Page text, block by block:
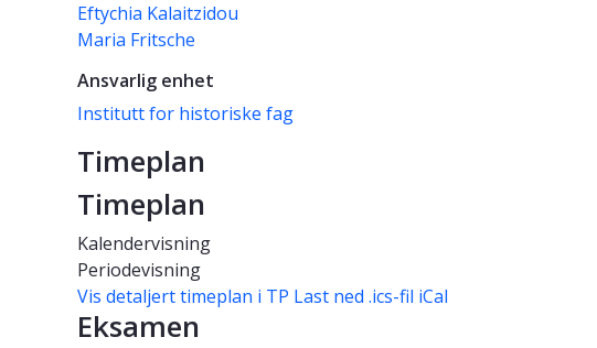
Eftychia Kalaitzidou
Maria Fritsche
Ansvarlig enhet
Institutt for historiske fag
Timeplan
Timeplan
Kalendervisning
Periodevisning
Vis detaljert timeplan i TP Last ned .ics-fil iCal
Eksamen